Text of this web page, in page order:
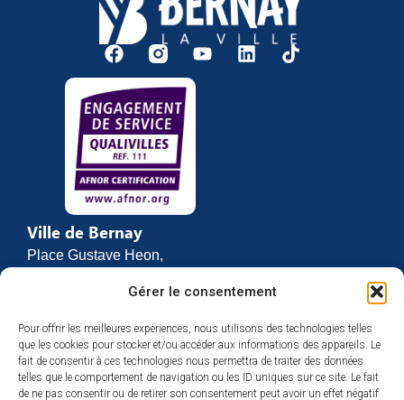
Gérer le consentement
Pour offrir les meilleures expériences, nous utilisons des technologies telles
que les cookies pour stocker et/ou accéder aux informations des appareils. Le
fait de consentir à ces technologies nous permettra de traiter des données
telles que le comportement de navigation ou les ID uniques sur ce site. Le fait
de ne pas consentir ou de retirer son consentement peut avoir un effet négatif
Ville de Bernay
Place Gustave Heon,
27307 BERNAY
02 32 46 63 00
Contact
Horaires d’ouverture